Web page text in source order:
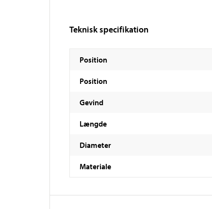
Teknisk specifikation
Position
Position
Gevind
Længde
Diameter
Materiale